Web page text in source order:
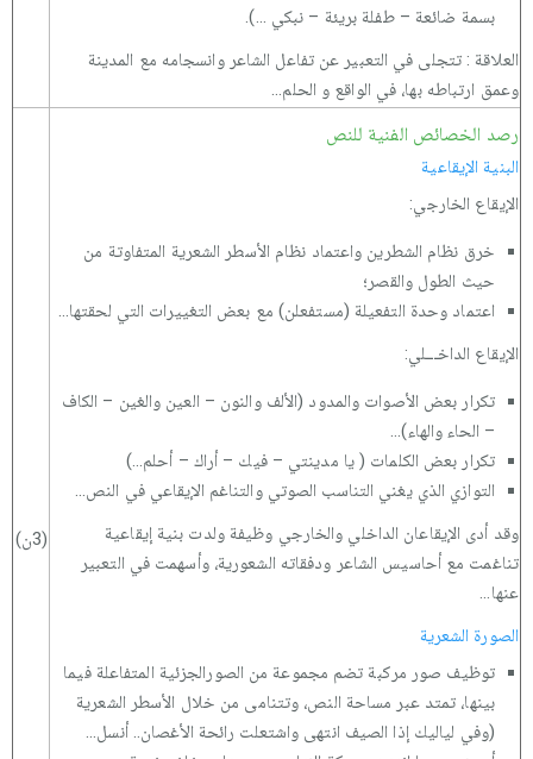
بسمة ضائعة – طفلة بريئة – نبكي ...).
العلاقة : تتجلى في التعبير عن تفاعل الشاعر وانسجامه مع المدينة
وعمق ارتباطه بها، في الواقع و الحلم...
رصد الخصائص الفنية للنص
البنية الإيقاعية
الإيقاع الخارجي:
خرق نظام الشطرين واعتماد نظام الأسطر الشعرية المتفاوتة من
حيث الطول والقصر؛
اعتماد وحدة التفعيلة (مستفعلن) مع بعض التغييرات التي لحقتها...
الإيقاع الداخـــلي:
تكرار بعض الأصوات والمدود (الألف والنون – العين والغين – الكاف
– الحاء والهاء)...
تكرار بعض الكلمات ( يا مدينتي – فيك – أراك – أحلم...)
التوازي الذي يغني التناسب الصوتي والتناغم الإيقاعي في النص...
وقد أدى الإيقاعان الداخلي والخارجي وظيفة ولدت بنية إيقاعية
تناغمت مع أحاسيس الشاعر ودفقاته الشعورية، وأسهمت في التعبير
عنها...
الصورة الشعرية
توظيف صور مركبة تضم مجموعة من الصورالجزئية المتفاعلة فيما
بينها، تمتد عبر مساحة النص، وتتنامى من خلال الأسطر الشعرية
(وفي لياليك إذا الصيف انتهى واشتعلت رائحة الأغصان.. أنسل...
(3ن)